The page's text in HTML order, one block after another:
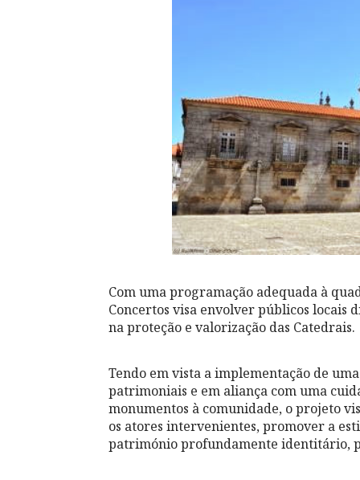
Com uma programação adequada à
Concertos visa envolver públicos locais
na proteção e valorização das Catedrais.
Tendo em vista a implementação de
patrimoniais e em aliança com uma
monumentos à comunidade, o projeto
os atores intervenientes, promover a
património profundamente identitário,